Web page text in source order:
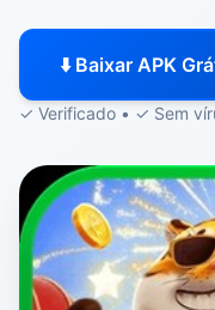
⬇️ Baixar APK
✓ Verificado • ✓ Sem